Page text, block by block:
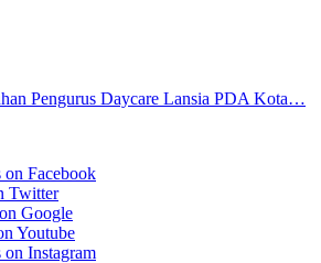
Pengurus Daycare Lansia PDA Kota…
on Facebook
Twitter
Google
Youtube
on Instagram